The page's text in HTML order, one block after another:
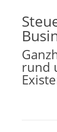
rund